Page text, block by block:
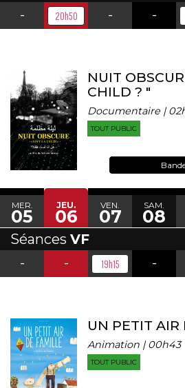
-
20h50 - -
NUIT
CHILD ? "
Documentaire |
TOUT PUBLIC
MER.
05
JEU.
06
VEN.
07
SAM.
08
Séances VF
-
- 19h15 -
UN PETIT AIR
Animation | 00h43
TOUT PUBLIC